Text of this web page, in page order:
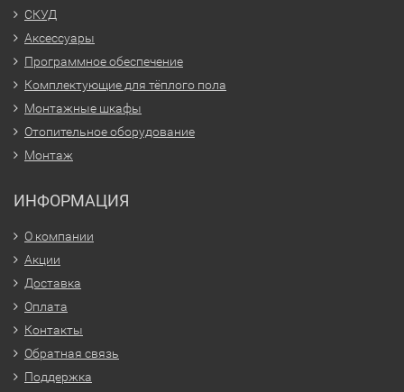
СКУД
Аксессуары
Программное обеспечение
Комплектующие для тёплого пола
Монтажные шкафы
Отопительное оборудование
Монтаж
ИНФОРМАЦИЯ
О компании
Акции
Доставка
Оплата
Контакты
Обратная связь
Поддержка